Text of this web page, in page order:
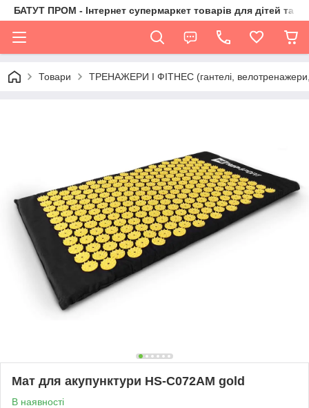
БАТУТ ПРОМ - Інтернет супермаркет товарів для дітей та їх
Товари ТРЕНАЖЕРИ І ФІТНЕС (гантелі, велотренажери,
Мат для акупунктури HS-C072AM gold
В наявності